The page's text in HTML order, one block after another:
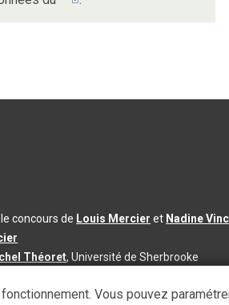
concours de Louis Mercier et Nadine
Théoret, Université de Sherbrooke
:2026-08-03
Vous pouvez